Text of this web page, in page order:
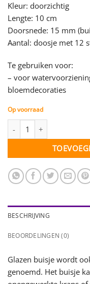
Kleur: doorzichtig
Lengte: 10 cm
Doorsnede: 15 mm
Aantal: doosje met 12
Te gebruiken voor:
– voor
bloemdecoraties
Op voorraad
BESCHRIJVING
BEOORDELINGEN (0)
Glazen buisje wordt
genoemd. Het buisje